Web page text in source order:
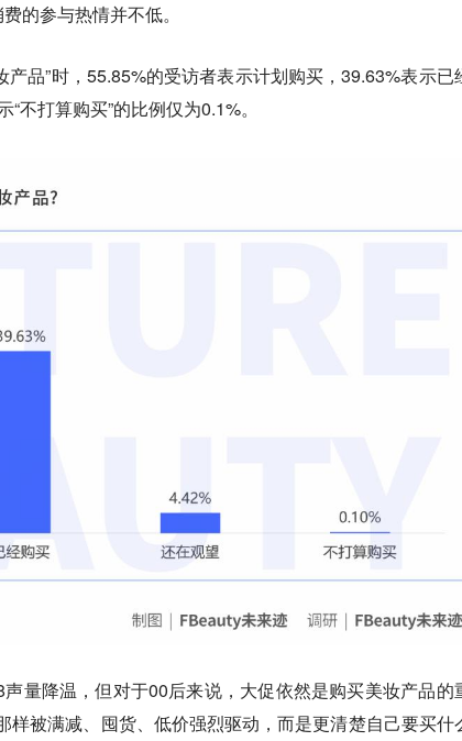
的参与热情并不低。
品”时，55.85%的受访者表示计划购买，39.63%表示已
不打算购买”的比例仅为0.1%。
量降温，但对于00后来说，大促依然是购买美妆产品的
被满减、囤货、低价强烈驱动，而是更清楚自己要买什